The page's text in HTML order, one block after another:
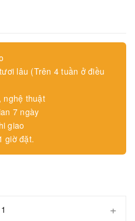
lâu (Trên 4 tuần ở điều
nghệ thuật
7 ngày
giao
giờ đặt.
+